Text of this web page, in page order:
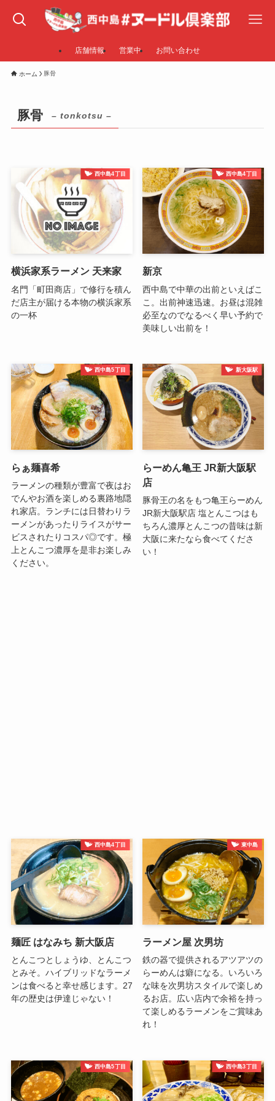
店舗情報 営業中 お問い合わせ
ホーム 豚骨
豚骨 – tonkotsu –
西中島4丁目
横浜家系ラーメン 天来家
名門「町田商店」で修行を積ん
だ店主が届ける本物の横浜家系
の一杯
西中島4丁目
新京
西中島で中華の出前といえばこ
こ。出前神速迅速。お昼は混雑
必至なのでなるべく早い予約で
美味しい出前を！
西中島5丁目
らぁ麺喜希
ラーメンの種類が豊富で夜はお
でんやお酒を楽しめる裏路地隠
れ家店。ランチには日替わりラ
ーメンがあったりライスがサー
ビスされたりコスパ◎です。極
上とんこつ濃厚を是非お楽しみ
ください。
新大阪駅
らーめん亀王 JR新大阪駅
店
豚骨王の名をもつ亀王らーめん
JR新大阪駅店 塩とんこつはも
ちろん濃厚とんこつの昔味は新
大阪に来たなら食べてくださ
い！
西中島4丁目
麺匠 はなみち 新大阪店
とんこつとしょうゆ、とんこつ
とみそ。ハイブリッドなラーメ
ンは食べると幸せ感じます。27
年の歴史は伊達じゃない！
東中島
ラーメン屋 次男坊
鉄の器で提供されるアツアツの
らーめんは癖になる。いろいろ
な味を次男坊スタイルで楽しめ
るお店。広い店内で余裕を持っ
て楽しめるラーメンをご賞味あ
れ！
西中島5丁目 西中島3丁目